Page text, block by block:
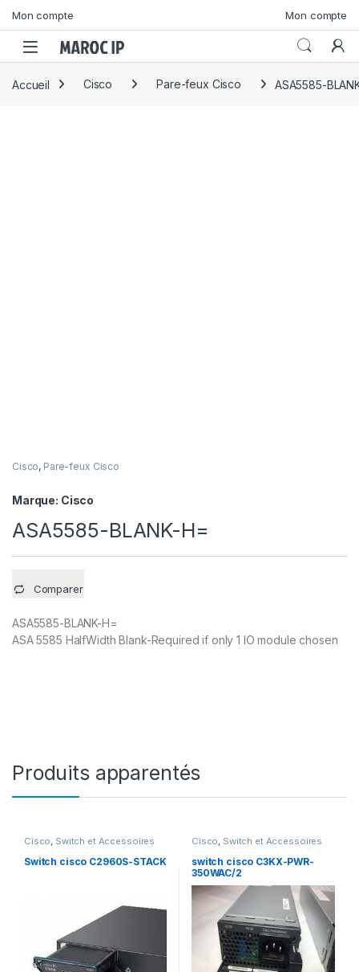
Mon compte Mon compte
Accueil Cisco Pare-feux Cisco ASA5585-
Cisco, Pare-feux Cisco
Marque: Cisco
ASA5585-BLANK-H=
Comparer
ASA5585-BLANK-H=
ASA 5585 HalfWidth Blank-Required if only 1 IO module chosen
Produits apparentés
Cisco, Switch et Accessoires
Switch cisco C2960S-STACK
Cisco, Switch et Accessoires
switch cisco C3KX-PWR-
350WAC/2